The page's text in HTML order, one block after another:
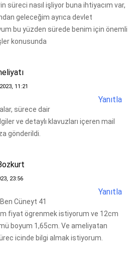
süreci nasıl işliyor buna ihtiyacım var,
geleceğim ayrıca devlet
bu yüzden sürede benim için önemli
konusunda
11:21
Yanıtla
sürece dair
ve detaylı klavuzları içeren mail
gönderildi.
23:56
Yanıtla
Cüneyt 41
fiyat ögrenmek istiyorum ve 12cm
boyum 1,65cm. Ve ameliyatan
icinde bilgi almak istiyorum.